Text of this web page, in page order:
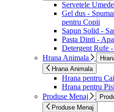
Servetele
Gel dus -
pentru Copii
Sapun Solid -
Pasta Dinti -
Detergent Rufe
Hrana Animala
Hrana Animala
Hrana pentru
Hrana pentru
Produse Menaj
Produse Menaj